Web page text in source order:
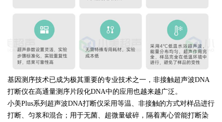
基因测序技术已成为极其重要的专业技术之一，非接触超声波DNA
打断仪在高通量测序片段化DNA中的应用也越来越广泛。
小美Plus系列超声波DNA打断仪采用等温、非接触的方式对样品进行
打断、匀浆和混合；用于无菌、超微量破碎，隔着离心管能打断染